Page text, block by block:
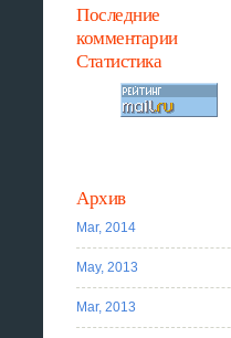
Последние
комментарии
Статистика
Архив
Mar, 2014
May, 2013
Mar, 2013